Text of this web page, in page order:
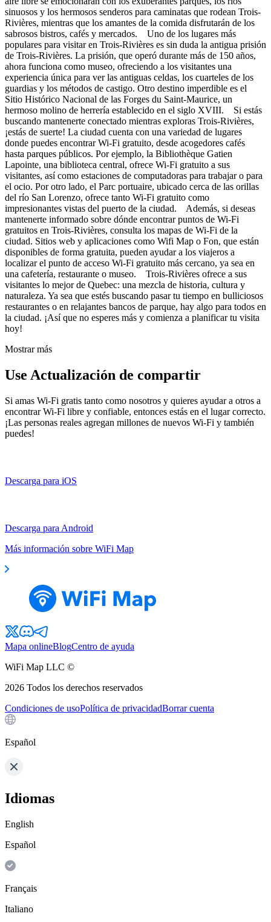
sinuosos y los hermosos senderos para caminatas que rodean Trois-
Rivières, mientras que los amantes de la comida disfrutarán de los
sabrosos bistros, cafés y mercados. Uno de los lugares más
populares para visitar en Trois-Rivières es sin duda la antigua prisión
de Trois-Rivières. La prisión, que operó durante más de 150 años,
ahora funciona como museo, ofreciendo a los visitantes una
experiencia única para ver las antiguas celdas, los cuarteles de los
guardias y los métodos de castigo. Otro destino imperdible es el
Sitio Histórico Nacional de las Forges du Saint-Maurice, un
hermoso molino de herrería establecido en el siglo XVIII. Si estás
buscando mantenerte conectado mientras exploras Trois-Rivières,
¡estás de suerte! La ciudad cuenta con una variedad de lugares
donde puedes encontrar Wi-Fi gratuito, desde acogedores cafés
hasta parques públicos. Por ejemplo, la Bibliothèque Gatien
Lapointe, una biblioteca central, ofrece Wi-Fi gratuito a sus
visitantes, así como estaciones de computadoras para trabajar o para
el ocio. Por otro lado, el Parc portuaire, ubicado cerca de las orillas
del río San Lorenzo, ofrece tanto Wi-Fi gratuito como
impresionantes vistas del puerto de la ciudad. Además, si deseas
mantenerte informado sobre dónde encontrar puntos de Wi-Fi
gratuitos en Trois-Rivières, consulta los mapas de Wi-Fi de la
ciudad. Sitios web y aplicaciones como Wifi Map o Fon, que están
disponibles de forma gratuita, pueden ayudar a los viajeros a
localizar el punto de acceso Wi-Fi gratuito más cercano, ya sea en
una cafetería, restaurante o museo. Trois-Rivières ofrece a sus
visitantes lo mejor de Quebec: una mezcla de historia, cultura y
naturaleza. Ya sea que estés buscando pasar tu tiempo en bulliciosos
restaurantes o en relajantes bancos de parque, hay algo para todos en
la ciudad. ¡Así que no esperes más y comienza a planificar tu visita
hoy!
Mostrar más
Use Actualización de compartir
Si amas Wi-Fi gratis tanto como nosotros y quieres ayudar a otros a
encontrar Wi-Fi libre y confiable, entonces estás en el lugar correcto.
¡Las personas reales agregan millones de nuevos Wi-Fi y también
puedes!
Descarga para iOS
Descarga para Android
Más información sobre WiFi Map
Mapa onlineBlogCentro de ayuda
WiFi Map LLC ©
2026 Todos los derechos reservados
Condiciones de usoPolítica de privacidadBorrar cuenta
Español
Idiomas
English
Español
Français
Italiano